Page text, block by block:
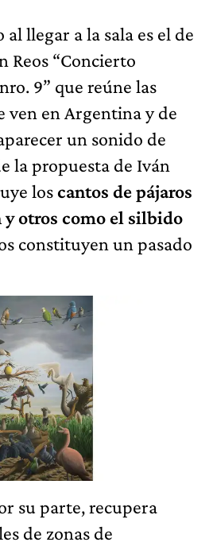
llegar a la sala es el de
Reos “Concierto
9” que reúne las
ven en Argentina y de
un sonido de
la propuesta de Iván
loscantos de pájaros
y otros como el silbido
constituyen un pasado
su parte, recupera
de zonas de